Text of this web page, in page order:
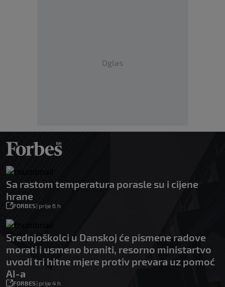
Oglas
Sa rastom temperatura porasle su i cijene
hrane
FORBES| prije 6 h
Srednjoškolci u Danskoj će pismene radove
morati i usmeno braniti, resorno ministartvo
uvodi tri hitne mjere protiv prevara uz pomoć
AI-a
FORBES| prije 4 h